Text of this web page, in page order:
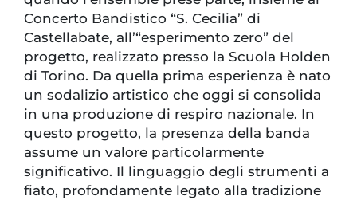
Concerto Bandistico “S. Cecilia” di
Castellabate, all’“esperimento zero” del
progetto, realizzato presso la Scuola Holden
di Torino. Da quella prima esperienza è nato
un sodalizio artistico che oggi si consolida
in una produzione di respiro nazionale. In
questo progetto, la presenza della banda
assume un valore particolarmente
significativo. Il linguaggio degli strumenti a
fiato, profondamente legato alla tradizione